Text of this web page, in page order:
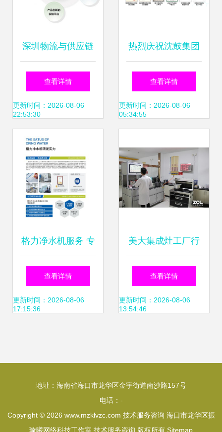
深圳物流与供应链
管理协会 技术服务
咨询的权威平台与
专业桥梁
查看详情
更新时间：2026-08-06
22:53:30
热烈庆祝沈鼓集团
节能环保科技成为
地热产业工作委常
查看详情
更新时间：2026-08-06
05:34:55
格力净水机服务 专
业在线咨询与技术
支持指南
查看详情
更新时间：2026-08-06
17:15:36
美大集成灶工厂行
探秘科技智造，见
证行业领先地位与
查看详情
更新时间：2026-08-06
13:54:46
地址：海南省海口市龙华区金宇街道南沙路157号
电话：-
Copyright © 2026 www.mzklvzc.com 技术服务咨询 海口市龙华区振
璇曦网络科技工作室 技术服务咨询 版权所有 Sitemap